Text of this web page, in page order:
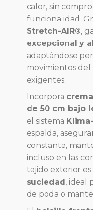
calor, sin
funcionalidad.
Stretch-AIR®,
excepcional y
adaptándose
movimientos
exigentes.
Incorpora
de 50 cm bajo
el sistema
espalda,
constante,
incluso en las
tejido exterior es
suciedad , ideal
de poda o